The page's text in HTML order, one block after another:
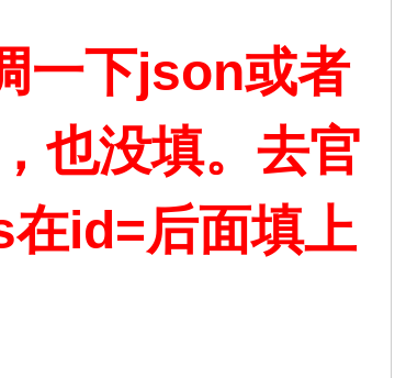
一下json或者
也没填。去官
id=后面填上